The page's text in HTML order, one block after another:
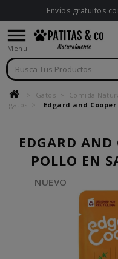
Envíos gratuitos

Menu
Gatos Comida
gatos
Edgard and
EDGARD AND
POLLO EN
NUEVO